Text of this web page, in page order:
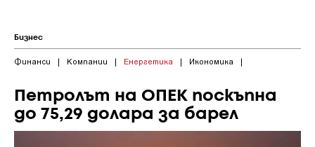
Бизнес
Финанси | Компании | Енергетика | Икономика |
Петролът на ОПЕК поскъпна
до 75,29 долара за барел